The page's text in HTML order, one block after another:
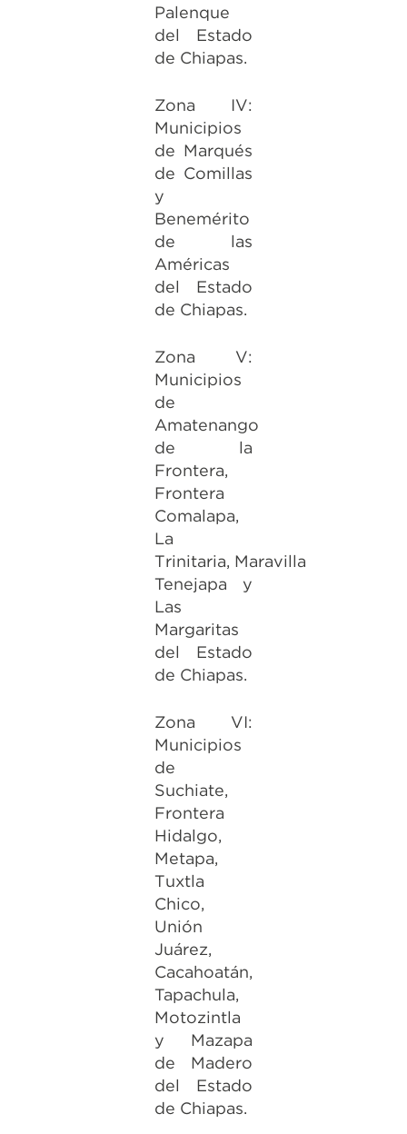
Palenque
del Estado
de Chiapas.
Zona IV:
Municipios
de Marqués
de Comillas
y
Benemérito
de las
Américas
del Estado
de Chiapas.
Zona V:
Municipios
de
Amatenango
de la
Frontera,
Frontera
Comalapa,
La
Trinitaria, Maravilla
Tenejapa y
Las
Margaritas
del Estado
de Chiapas.
Zona VI:
Municipios
de
Suchiate,
Frontera
Hidalgo,
Metapa,
Tuxtla
Chico,
Unión
Juárez,
Cacahoatán,
Tapachula,
Motozintla
y Mazapa
de Madero
del Estado
de Chiapas.